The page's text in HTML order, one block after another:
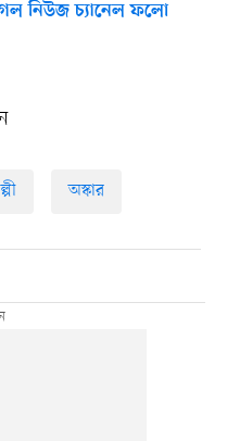
নিউজ চ্যানেল ফলো
অস্কার